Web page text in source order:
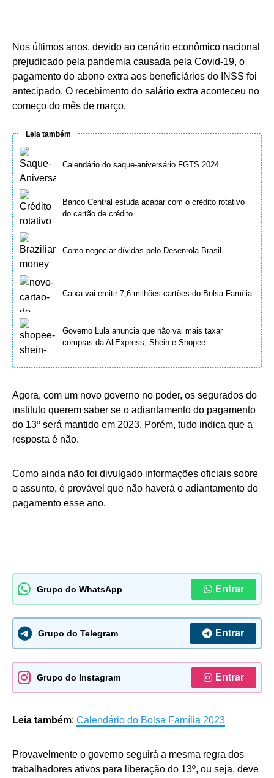
Nos últimos anos, devido ao cenário econômico nacional
prejudicado pela pandemia causada pela Covid-19, o
pagamento do abono extra aos beneficiários do INSS foi
antecipado. O recebimento do salário extra aconteceu no
começo do mês de março.
Leia também
Calendário do saque-aniversário FGTS 2024
Banco Central estuda acabar com o crédito rotativo
do cartão de crédito
Como negociar dívidas pelo Desenrola Brasil
Caixa vai emitir 7,6 milhões cartões do Bolsa Família
Governo Lula anuncia que não vai mais taxar
compras da AliExpress, Shein e Shopee
Agora, com um novo governo no poder, os segurados do
instituto querem saber se o adiantamento do pagamento
do 13º será mantido em 2023. Porém, tudo indica que a
resposta é não.
Como ainda não foi divulgado informações oficiais sobre
o assunto, é provável que não haverá o adiantamento do
pagamento esse ano.
Grupo do WhatsApp Entrar
Grupo do Telegram Entrar
Grupo do Instagram Entrar
Leia também: Calendário do Bolsa Família 2023
Provavelmente o governo seguirá a mesma regra dos
trabalhadores ativos para liberação do 13º, ou seja, deve